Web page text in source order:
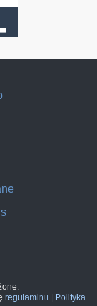
regulaminu
Polityka